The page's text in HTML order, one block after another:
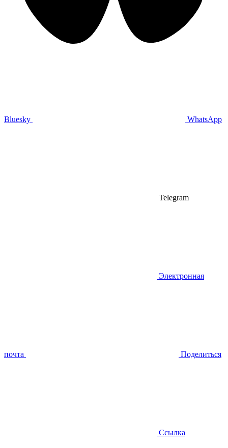
Bluesky WhatsApp
Telegram
Электронная
почта Поделиться
Ссылка